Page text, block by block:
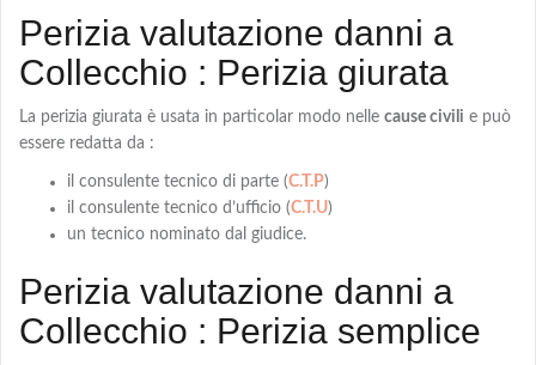
Perizia valutazione danni a
Collecchio : Perizia giurata
La perizia giurata è usata in particolar modo nelle cause civili e può
essere redatta da :
il consulente tecnico di parte (C.T.P)
il consulente tecnico d’ufficio (C.T.U)
un tecnico nominato dal giudice.
Perizia valutazione danni a
Collecchio : Perizia semplice